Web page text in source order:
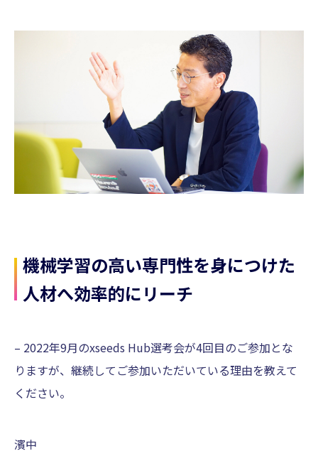
機械学習の高い専門性を身につけた
人材へ効率的にリーチ
– 2022年9月のxseeds Hub選考会が4回目のご参加とな
りますが、継続してご参加いただいている理由を教えて
ください。
濱中